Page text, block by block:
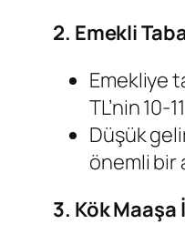
2. Emekli
Emekliye
TL’nin 10-
Düşük
önemli bir
3. Kök